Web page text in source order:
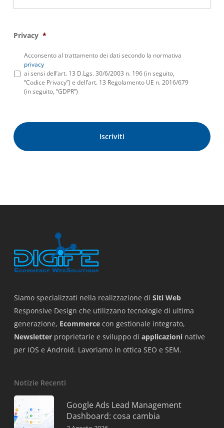
Privacy *
Acconsento al trattamento dei dati secondo la normativa
privacy
ai sensi dell’art. 13 D.Lgs. 30/6/2003 n. 196 (in seguito,
“Codice Privacy”) e dell’art. 13 Regolamento UE n. 2016/679
(in seguito, “GDPR”)
Siamo specializzati nella realizzazione di Siti Web
Responsive Design che utilizzano tecnologie di ultima
generazione, Ecommerce con gestionale integrato,
Newsletter proprietarie e sviluppo di applicazioni native
per IOS e Android. Lavoriamo in ottica SEO e SEM.
Notizie Recenti
Google Ads Lead Management
Dashboard: cosa cambia